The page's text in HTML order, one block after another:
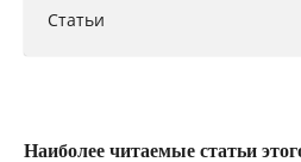
Статьи
Наиболее читаемые статьи